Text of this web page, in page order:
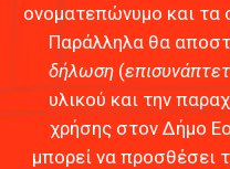
ονοματεπώνυμο και τα
Παράλληλα θα
δήλωση (
υλικού και την
χρήσης στον Δήμο
μπορεί να προσθέσει